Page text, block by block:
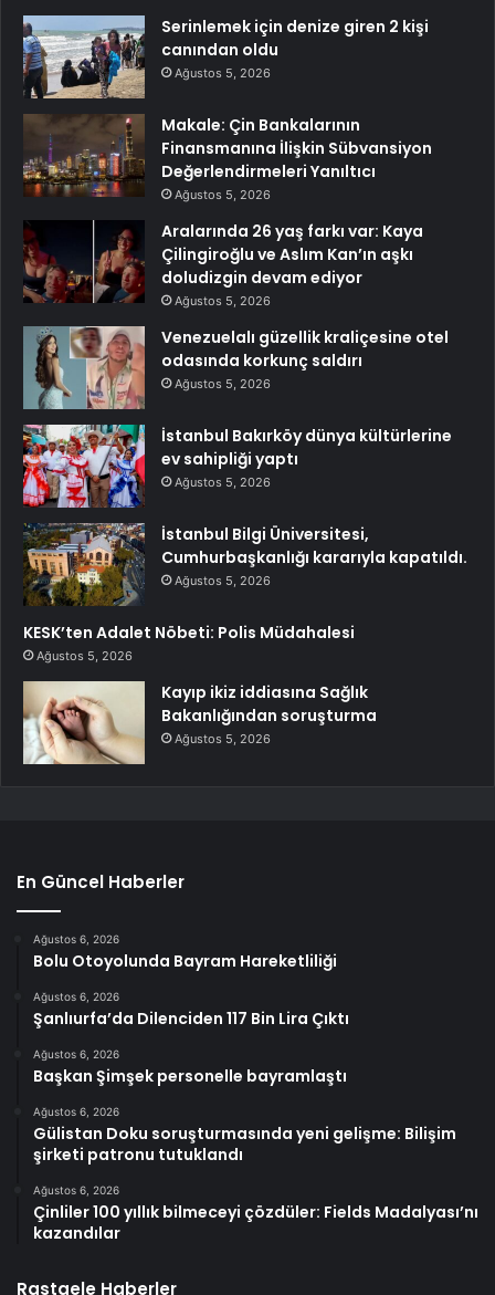
Serinlemek için denize giren 2 kişi
canından oldu
Ağustos 5, 2026
Makale: Çin Bankalarının
Finansmanına İlişkin Sübvansiyon
Değerlendirmeleri Yanıltıcı
Ağustos 5, 2026
Aralarında 26 yaş farkı var: Kaya
Çilingiroğlu ve Aslım Kan’ın aşkı
doludizgin devam ediyor
Ağustos 5, 2026
Venezuelalı güzellik kraliçesine otel
odasında korkunç saldırı
Ağustos 5, 2026
İstanbul Bakırköy dünya kültürlerine
ev sahipliği yaptı
Ağustos 5, 2026
İstanbul Bilgi Üniversitesi,
Cumhurbaşkanlığı kararıyla kapatıldı.
Ağustos 5, 2026
KESK’ten Adalet Nöbeti: Polis Müdahalesi
Ağustos 5, 2026
Kayıp ikiz iddiasına Sağlık
Bakanlığından soruşturma
Ağustos 5, 2026
En Güncel Haberler
Ağustos 6, 2026
Bolu Otoyolunda Bayram Hareketliliği
Ağustos 6, 2026
Şanlıurfa’da Dilenciden 117 Bin Lira Çıktı
Ağustos 6, 2026
Başkan Şimşek personelle bayramlaştı
Ağustos 6, 2026
Gülistan Doku soruşturmasında yeni gelişme: Bilişim
şirketi patronu tutuklandı
Ağustos 6, 2026
Çinliler 100 yıllık bilmeceyi çözdüler: Fields Madalyası’nı
kazandılar
Rastgele Haberler